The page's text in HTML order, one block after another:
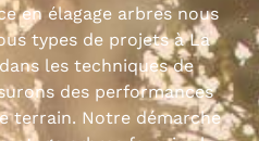
en élagage arbres nous
types de projets à La
les techniques de
des performances
terrain. Notre démarche